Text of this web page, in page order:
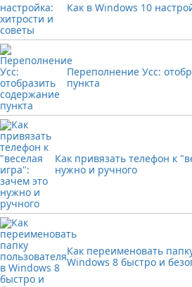
Как в Windows 10
Переполнение Усс:
пункта
Как привязать телефон к
нужно и ручного
Как переименовать
Windows 8 быстро и